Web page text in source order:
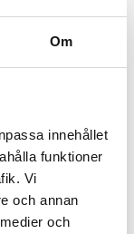
Om
innehållet
funktioner
Vi
och annan
och